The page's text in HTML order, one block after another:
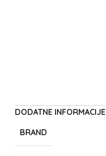
DODATNE INFORMACIJE
BRAND